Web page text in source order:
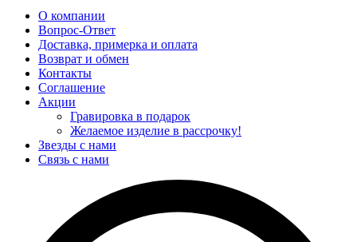
О компании
Вопрос-Ответ
Доставка, примерка и оплата
Возврат и обмен
Контакты
Соглашение
Акции
Гравировка в подарок
Желаемое изделие в рассрочку!
Звезды с нами
Связь с нами